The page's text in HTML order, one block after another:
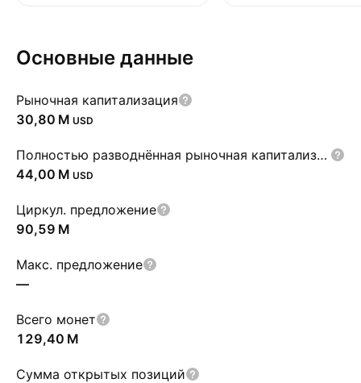
Основные данные
Рыночная капитализация
‪30,80 M‬ USD
Полностью разводнённая рыночная капитализация
‪44,00 M‬ USD
Циркул. предложение
‪90,59 M‬
Макс. предложение
—
Всего монет
‪129,40 M‬
Сумма открытых позиций